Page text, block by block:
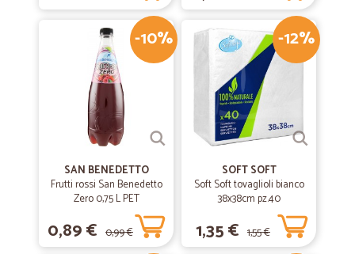
-10%
SAN BENEDETTO
Frutti rossi San Benedetto
Zero 0,75 L PET
0,89 € 0,99 €
-12%
SOFT SOFT
Soft Soft tovaglioli bianco
38x38cm pz.40
1,35 € 1,55 €